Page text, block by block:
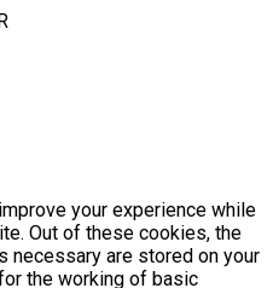
your experience while
Out of these cookies, the
necessary are stored on your
the working of basic